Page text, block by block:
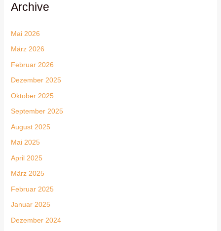
Archive
Mai 2026
März 2026
Februar 2026
Dezember 2025
Oktober 2025
September 2025
August 2025
Mai 2025
April 2025
März 2025
Februar 2025
Januar 2025
Dezember 2024